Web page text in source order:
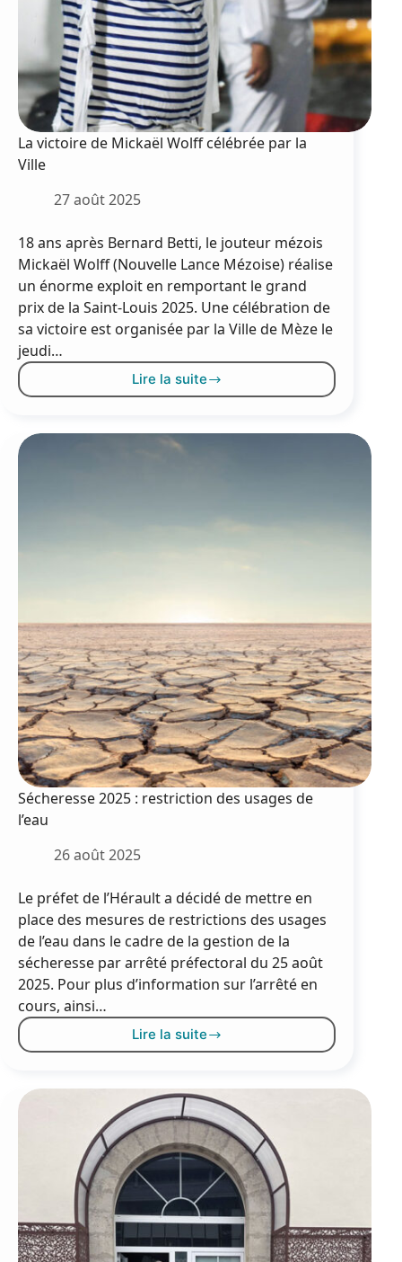
La victoire de Mickaël Wolff célébrée par la
Ville
27 août 2025
18 ans après Bernard Betti, le jouteur mézois
Mickaël Wolff (Nouvelle Lance Mézoise) réalise
un énorme exploit en remportant le grand
prix de la Saint-Louis 2025. Une célébration de
sa victoire est organisée par la Ville de Mèze le
jeudi…
Lire la suite
La
Mickaël
la
Ville
Sécheresse 2025 : restriction des usages de
l’eau
26 août 2025
Le préfet de l’Hérault a décidé de mettre en
place des mesures de restrictions des usages
de l’eau dans le cadre de la gestion de la
sécheresse par arrêté préfectoral du 25 août
2025. Pour plus d’information sur l’arrêté en
cours, ainsi…
Lire la suiteSécheresse
restriction
des
usages
de
l’eau